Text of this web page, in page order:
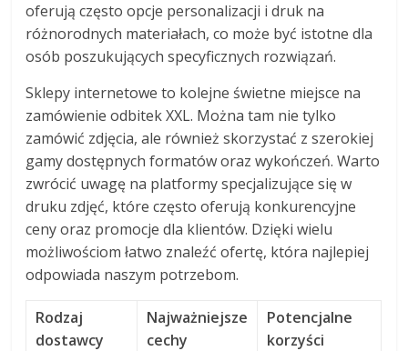
oferują często opcje personalizacji i druk na
różnorodnych materiałach, co może być istotne dla
osób poszukujących specyficznych rozwiązań.
Sklepy internetowe to kolejne świetne miejsce na
zamówienie odbitek XXL. Można tam nie tylko
zamówić zdjęcia, ale również skorzystać z szerokiej
gamy dostępnych formatów oraz wykończeń. Warto
zwrócić uwagę na platformy specjalizujące się w
druku zdjęć, które często oferują konkurencyjne
ceny oraz promocje dla klientów. Dzięki wielu
możliwościom łatwo znaleźć ofertę, która najlepiej
odpowiada naszym potrzebom.
Rodzaj
dostawcy
Najważniejsze
cechy
Potencjalne
korzyści